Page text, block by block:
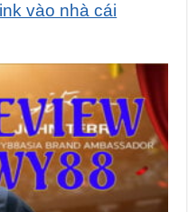
vào nhà cái